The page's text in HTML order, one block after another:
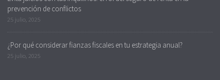
prevención de conflictos
25 julio, 2025
¿Por qué considerar fianzas fiscales en tu estrategia anual?
25 julio, 2025